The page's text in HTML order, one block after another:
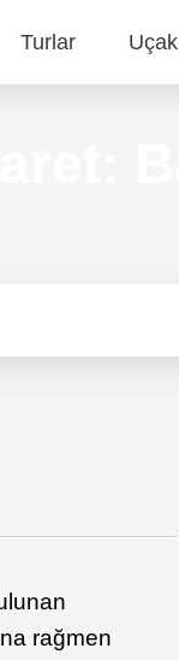
Turlar Uçak
rağmen